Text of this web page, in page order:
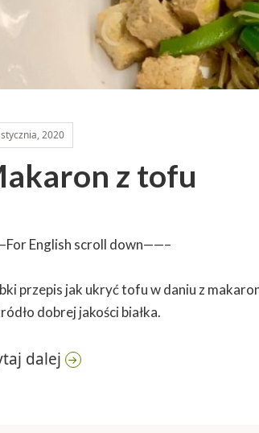
2020
z tofu
English scroll down——–
przepis jak ukryć tofu w daniu z
dobrej jakości białka.
dalejMakaron z tofu